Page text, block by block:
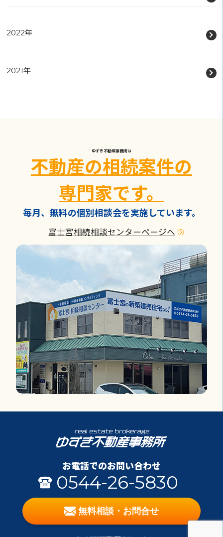
2022年
2021年
ゆずき不動産事務所は
不動産の相続案件の
専門家です。
毎月、無料の個別相談会を実施しています。
富士宮相続相談センターページへ
お電話でのお問い合わせ
0544-26-5830
無料相談・お問合せ